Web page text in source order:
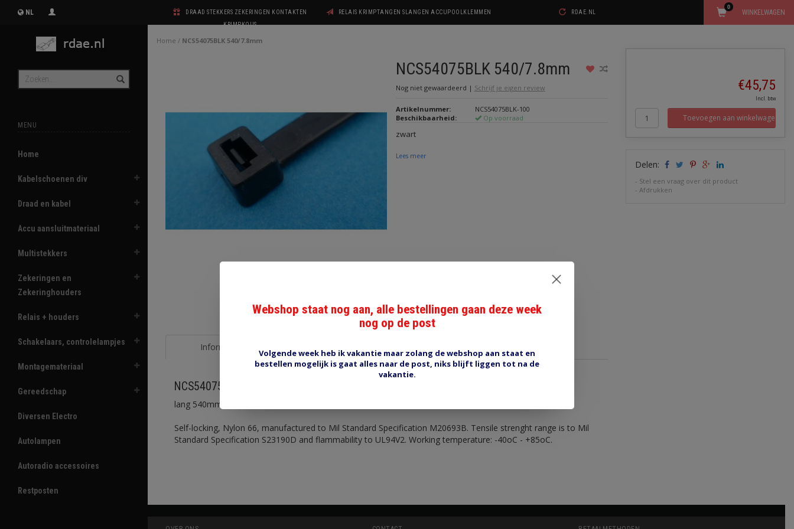
NL
DRAAD STEKKERS ZEKERINGEN KONTAKTEN
KRIMPKOUS
RELAIS KRIMPTANGEN SLANGEN ACCUPOOLKLEMMEN RDAE.NL WINKELWAGEN
0
MENU
Home
Kabelschoenen div
Draad en kabel
Accu aansluitmateriaal
Multistekkers
Zekeringen en
Zekeringhouders
Relais + houders
Schakelaars, controlelampjes
Montagemateriaal
Gereedschap
Diversen Electro
Autolampen
Autoradio accessoires
Restposten
Home / NCS54075BLK 540/7.8mm
NCS54075BLK 540/7.8mm
Nog niet gewaardeerd | Schrijf je eigen review
Artikelnummer:
NCS54075BLK-100
Beschikbaarheid:
Op voorraad
zwart
Lees meer
Informatie
NCS54075BLK 540/7.8mm
lang 540mm, breed 7.8mm, max bundel 158mm, zwart, 100 stuks.
Self-locking, Nylon 66, manufactured to Mil Standard Specification M20693B. Tensile strenght range is to Mil
Standard Specification S23190D and flammability to UL94V2. Working temperature: -40oC - +85oC.
€45,75
Incl. btw
Toevoegen aan winkelwagen
Delen:
- Stel een vraag over dit product
-Afdrukken
Webshop staat nog aan, alle bestellingen gaan deze week
nog op de post
Volgende week heb ik vakantie maar zolang de webshop aan staat en
bestellen mogelijk is gaat alles naar de post, niks blijft liggen tot na de
vakantie.